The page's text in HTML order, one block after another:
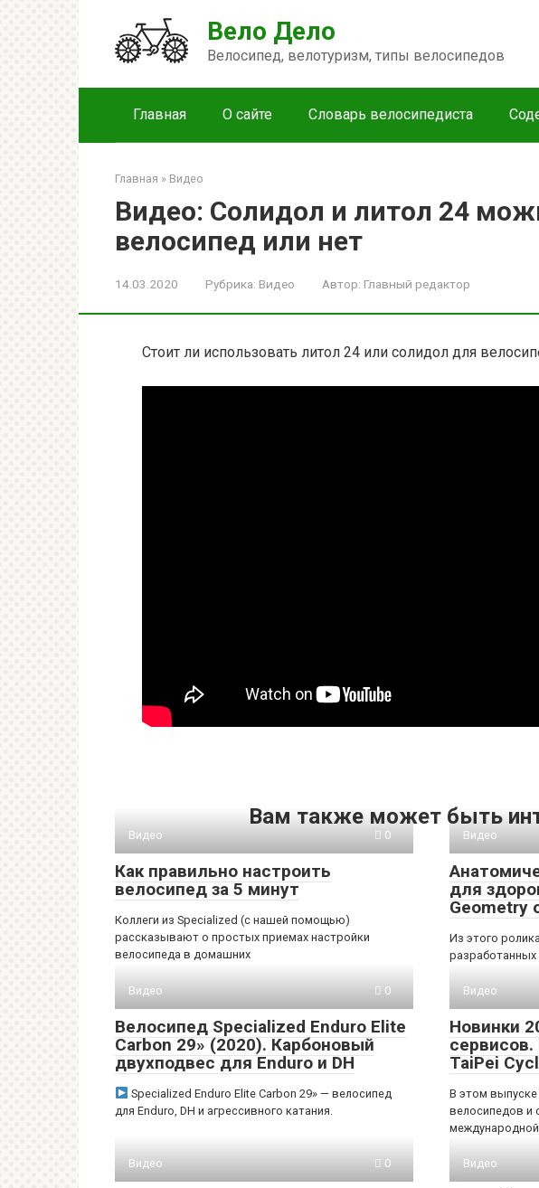
Вело Дело
Велосипед, велотуризм, типы велосипедов
Главная О сайте Словарь велосипедиста
Главная » Видео
Видео: Солидол и литол 24
велосипед или нет
14.03.2020 Рубрика: Видео Автор: Главный редактор
Стоит ли использовать литол 24 или солидол для
Вам также может быть
Видео 0
Как правильно настроить
велосипед за 5 минут
Коллеги из Specialized (с нашей помощью)
рассказывают о простых приемах настройки
велосипеда в домашних
Видео
для
Geometry
Из этого
разработанных
Видео 0
Велосипед Specialized Enduro Elite
Carbon 29» (2020). Карбоновый
двухподвес для Enduro и DH
Specialized Enduro Elite Carbon 29» — велосипед
для Enduro, DH и агрессивного катания.
Видео
Новинки
TaiPei
В этом
велосипедов и
Видео 0 Видео